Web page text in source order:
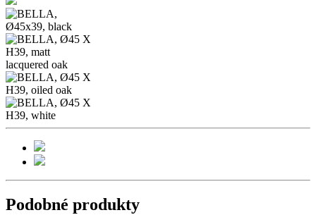
Podobné produkty